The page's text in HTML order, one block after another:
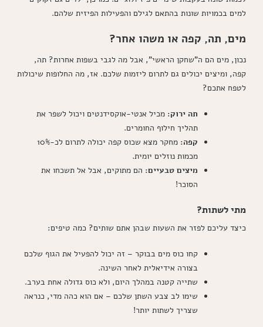
למים בכמויות שונות בהתאם לגילם והפעילות הפיזית שלהם.
מים, תה, קפה או משהו אחר?
נכון, מים הם ה"שחקן הראשי", אבל מה לגבי בשפות אחרות? תה,
קפה, ומיצים יכולים גם לתרום ליזמות שלכם. אז, מה החלופות שיכולות
לטפח אתכם?
תה ירוק: מכיל אנטי-אוקסידנטים ויכול לשפר את
תהליך חילוף החומרים.
קפה:
מחקר מצא שכוס קפה יכולה לתרום לכ-10%
מכמות נוזלים יומית.
מיצים טבעיים: הם מתוקים, אבל אל תשכחו את
הסוכר!
מתי לשתות?
כיצד עליכם לפזר את השעות שבהן אתם שותים? כמה טיפים:
קחו כוס מים בבוקר – זה יכול להפעיל את הגוף שלכם
בצורה אידיאלית לאחר השינה.
שתייה קטנה במהלך היום, ולא כוס גדולה אחת בערב.
שימו לב צבע השתן שלכם – אם הוא כהה מדי, כנראה
שצריך לשתות יותר!